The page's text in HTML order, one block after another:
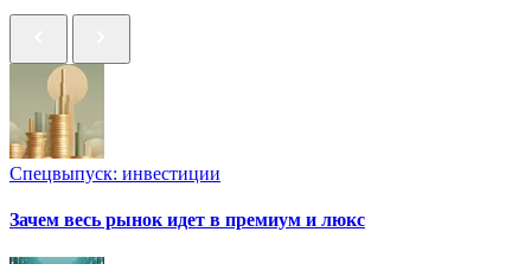
Спецвыпуск: инвестиции
Зачем весь рынок идет в премиум и люкс